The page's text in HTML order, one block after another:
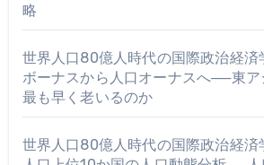
略
世界人口80億人時代の国際政治経済
ボーナスから人口オーナスへ──東
最も早く老いるのか
世界人口80億人時代の国際政治経済